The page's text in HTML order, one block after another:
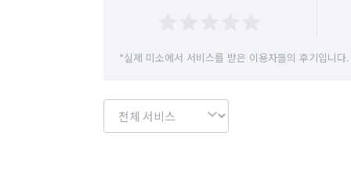
*실제 미소에서 서비스를 받은 이용자들의 후기입니다.